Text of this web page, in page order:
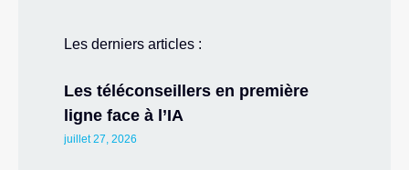
Les derniers articles :
Les téléconseillers en première
ligne face à l’IA
juillet 27, 2026